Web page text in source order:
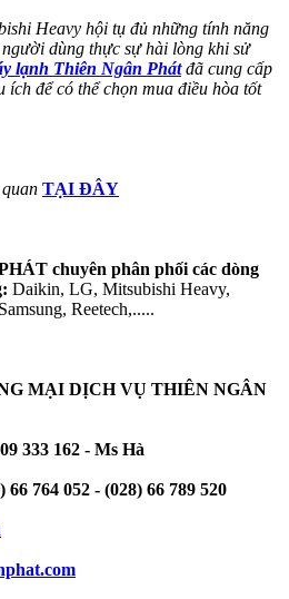
Heavy hội tụ đủ những tính năng
dùng thực sự hài lòng khi sử
lạnh Thiên Ngân Phátđã cung cấp
để có thể chọn mua điều hòa tốt
TẠI ĐÂY
chuyên phân phối các dòng
Daikin, LG, Mitsubishi Heavy,
Reetech,.....
MẠI DỊCH VỤ THIÊN NGÂN
333 162 - Ms Hà
66 764 052 - (028) 66 789 520